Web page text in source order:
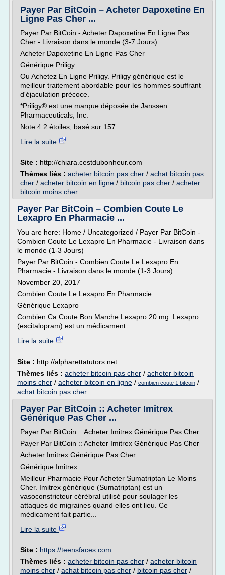
Payer Par BitCoin – Acheter Dapoxetine En
Ligne Pas Cher ...
Payer Par BitCoin - Acheter Dapoxetine En Ligne Pas
Cher - Livraison dans le monde (3-7 Jours)
Acheter Dapoxetine En Ligne Pas Cher
Générique Priligy
Ou Achetez En Ligne Priligy. Priligy générique est le
meilleur traitement abordable pour les hommes souffrant
d'éjaculation précoce.
*Priligy® est une marque déposée de Janssen
Pharmaceuticals, Inc.
Note 4.2 étoiles, basé sur 157...
Lire la suite
Site : http://chiara.cestdubonheur.com
Thèmes liés : acheter bitcoin pas cher / achat bitcoin pas
cher / acheter bitcoin en ligne / bitcoin pas cher / acheter
bitcoin moins cher
Payer Par BitCoin – Combien Coute Le
Lexapro En Pharmacie ...
You are here: Home / Uncategorized / Payer Par BitCoin -
Combien Coute Le Lexapro En Pharmacie - Livraison dans
le monde (1-3 Jours)
Payer Par BitCoin - Combien Coute Le Lexapro En
Pharmacie - Livraison dans le monde (1-3 Jours)
November 20, 2017
Combien Coute Le Lexapro En Pharmacie
Générique Lexapro
Combien Ca Coute Bon Marche Lexapro 20 mg. Lexapro
(escitalopram) est un médicament...
Lire la suite
Site : http://alpharettatutors.net
Thèmes liés : acheter bitcoin pas cher / acheter bitcoin
moins cher / acheter bitcoin en ligne / combien coute 1 bitcoin /
achat bitcoin pas cher
Payer Par BitCoin :: Acheter Imitrex
Générique Pas Cher ...
Payer Par BitCoin :: Acheter Imitrex Générique Pas Cher
Payer Par BitCoin :: Acheter Imitrex Générique Pas Cher
Acheter Imitrex Générique Pas Cher
Générique Imitrex
Meilleur Pharmacie Pour Acheter Sumatriptan Le Moins
Cher. Imitrex générique (Sumatriptan) est un
vasoconstricteur cérébral utilisé pour soulager les
attaques de migraines quand elles ont lieu. Ce
médicament fait partie...
Lire la suite
Site : https://teensfaces.com
Thèmes liés : acheter bitcoin pas cher / acheter bitcoin
moins cher / achat bitcoin pas cher / bitcoin pas cher /